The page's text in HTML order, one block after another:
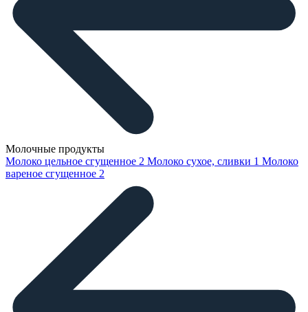
Молочные продукты
Молоко цельное сгущенное 2 Молоко сухое, сливки 1 Молоко
вареное сгущенное 2